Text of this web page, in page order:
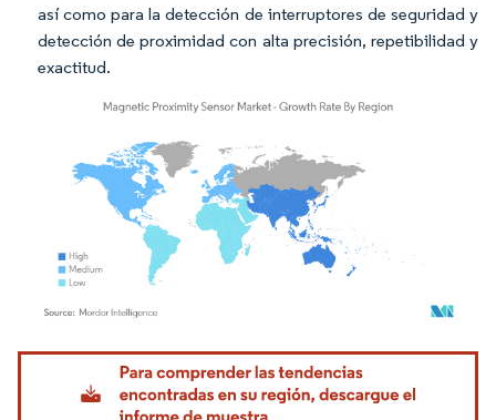
así como para la detección de interruptores de seguridad y
detección de proximidad con alta precisión, repetibilidad y
exactitud.
Imagen © Mordor Intelligence. El uso requiere atribución según CC BY 4.0.